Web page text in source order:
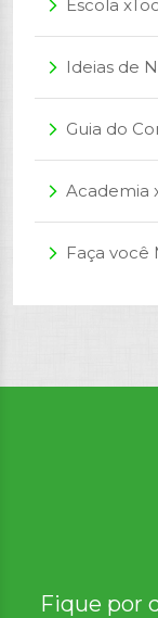
arrow_forward_ios Escola
arrow_forward_ios Ideias de
arrow_forward_ios Guia do
arrow_forward_ios Academia
arrow_forward_ios Faça você
Fique por